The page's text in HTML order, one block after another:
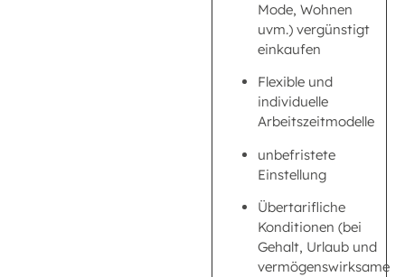
Mode, Wohnen
uvm.) vergünstigt
einkaufen
Flexible und
individuelle
Arbeitszeitmodelle
unbefristete
Einstellung
Übertarifliche
Konditionen (bei
Gehalt, Urlaub und
vermögenswirksame